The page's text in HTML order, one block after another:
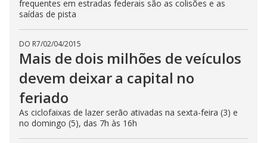
frequentes em estradas federais são as colisões e as
saídas de pista
DO R7/02/04/2015
Mais de dois milhões de veículos
devem deixar a capital no
feriado
As ciclofaixas de lazer serão ativadas na sexta-feira (3) e
no domingo (5), das 7h às 16h